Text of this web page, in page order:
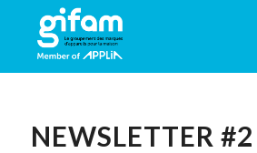
NEWSLETTER